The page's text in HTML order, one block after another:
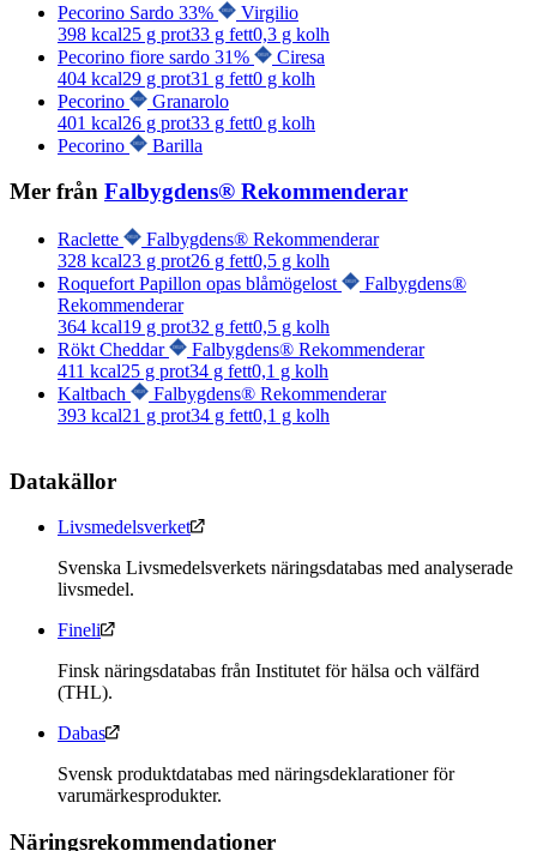
Pecorino Sardo 33%
Virgilio
398 kcal25 g prot33 g fett0,3 g kolh
Pecorino fiore sardo 31%
Ciresa
404 kcal29 g prot31 g fett0 g kolh
Pecorino
Granarolo
401 kcal26 g prot33 g fett0 g kolh
Pecorino
Barilla
Mer från Falbygdens® Rekommenderar
Raclette
Falbygdens® Rekommenderar
328 kcal23 g prot26 g fett0,5 g kolh
Roquefort Papillon opas blåmögelost
Falbygdens®
Rekommenderar
364 kcal19 g prot32 g fett0,5 g kolh
Rökt Cheddar
Falbygdens® Rekommenderar
411 kcal25 g prot34 g fett0,1 g kolh
Kaltbach
Falbygdens® Rekommenderar
393 kcal21 g prot34 g fett0,1 g kolh
Datakällor
Livsmedelsverket
Svenska Livsmedelsverkets näringsdatabas med analyserade
livsmedel.
Fineli
Finsk näringsdatabas från Institutet för hälsa och välfärd
(THL).
Dabas
Svensk produktdatabas med näringsdeklarationer för
varumärkesprodukter.
Näringsrekommendationer